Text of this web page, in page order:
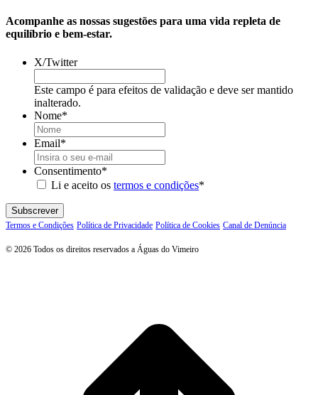
Acompanhe as nossas sugestões para uma vida repleta de
equilíbrio e bem-estar.
X/Twitter
Este campo é para efeitos de validação e deve ser mantido
inalterado.
Nome*
Email*
Consentimento*
Li e aceito os termos e condições*
Subscrever
Termos e Condições Política de Privacidade Política de Cookies Canal de Denúncia
© 2026 Todos os direitos reservados a Águas do Vimeiro